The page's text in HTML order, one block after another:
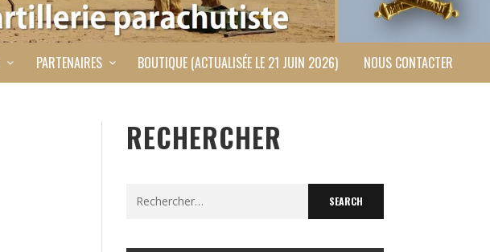
PARTENAIRES BOUTIQUE (ACTUALISÉE LE 21 JUIN 2026) NOUS CONTACTER
RECHERCHER